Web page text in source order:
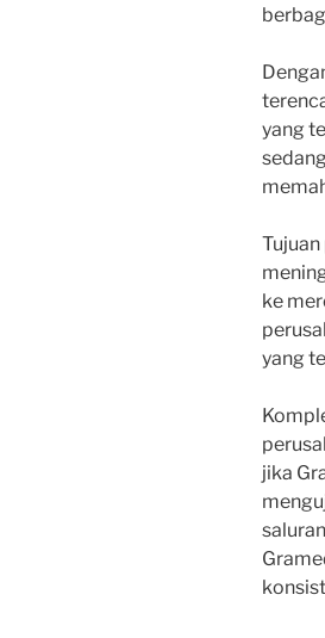
yang
ke
yang
jika